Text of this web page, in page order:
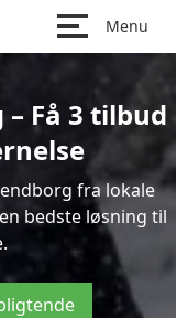
Menu
Få 3 tilbud
fra lokale
bedste løsning til